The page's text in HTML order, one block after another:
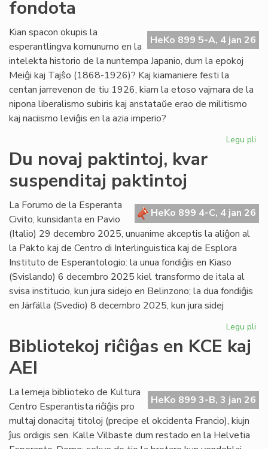
fondota
HeKo 899 5-A, 4 jan 26
Kian spacon okupis la
esperantlingva komunumo en la
intelekta historio de la nuntempa Japanio, dum la epokoj
Meiĝi kaj Tajŝo (1868-1926)? Kaj kiamaniere festi la
centan jarrevenon de tiu 1926, kiam la etoso vajmara de la
nipona liberalismo subiris kaj anstataŭe erao de militismo
kaj naciismo leviĝis en la azia imperio?
Legu pli
Du novaj paktintoj, kvar
suspenditaj paktintoj
HeKo 899 4-C, 4 jan 26
La Forumo de la Esperanta
Civito, kunsidanta en Pavio
(Italio) 29 decembro 2025, unuanime akceptis la aliĝon al
la Pakto kaj de Centro di Interlinguistica kaj de Esplora
Instituto de Esperantologio: la unua fondiĝis en Kiaso
(Svislando) 6 decembro 2025 kiel transformo de itala al
svisa institucio, kun jura sidejo en Belinzono; la dua fondiĝis
en Järfälla (Svedio) 8 decembro 2025, kun jura sidej
Legu pli
Bibliotekoj riĉiĝas en KCE kaj
AEI
HeKo 899 3-B, 3 jan 26
La lerneja biblioteko de Kultura
Centro Esperantista riĉiĝis pro
multaj donacitaj titoloj (precipe el okcidenta Francio), kiujn
ĵus ordigis sen. Kalle Vilbaste dum restado en la Helvetia